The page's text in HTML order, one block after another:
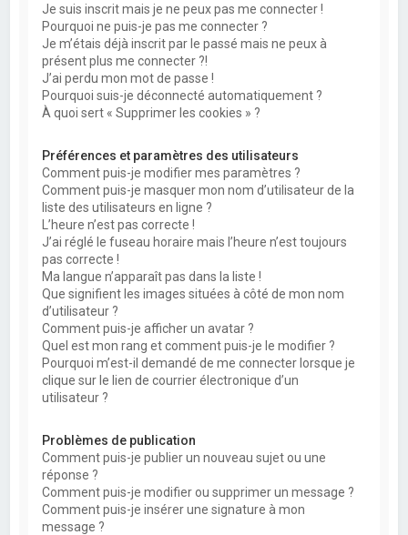
Je suis inscrit mais je ne peux pas me connecter !
Pourquoi ne puis-je pas me connecter ?
Je m’étais déjà inscrit par le passé mais ne peux à
présent plus me connecter ?!
J’ai perdu mon mot de passe !
Pourquoi suis-je déconnecté automatiquement ?
À quoi sert « Supprimer les cookies » ?
Préférences et paramètres des utilisateurs
Comment puis-je modifier mes paramètres ?
Comment puis-je masquer mon nom d’utilisateur de la
liste des utilisateurs en ligne ?
L’heure n’est pas correcte !
J’ai réglé le fuseau horaire mais l’heure n’est toujours
pas correcte !
Ma langue n’apparaît pas dans la liste !
Que signifient les images situées à côté de mon nom
d’utilisateur ?
Comment puis-je afficher un avatar ?
Quel est mon rang et comment puis-je le modifier ?
Pourquoi m’est-il demandé de me connecter lorsque je
clique sur le lien de courrier électronique d’un
utilisateur ?
Problèmes de publication
Comment puis-je publier un nouveau sujet ou une
réponse ?
Comment puis-je modifier ou supprimer un message ?
Comment puis-je insérer une signature à mon
message ?